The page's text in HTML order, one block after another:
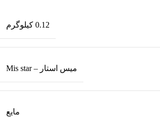
0.12 کیلوگرم
میس استار – Mis star
مایع